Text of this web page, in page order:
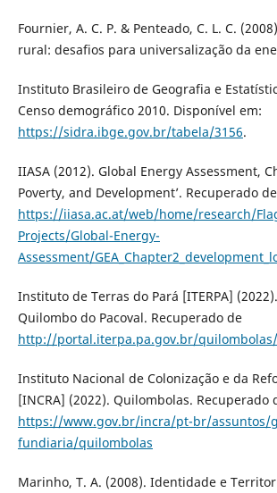
Fournier, A. C. P. & Penteado, C. L. C.
rural: desafios para universalização da
Instituto Brasileiro de Geografia e
Censo demográfico 2010. Disponível em:
https://sidra.ibge.gov.br/tabela/3156.
IIASA (2012). Global Energy Assessment,
Poverty, and Development’. Recuperado de
https://iiasa.ac.at/web/home/research/
Projects/Global-Energy-
Assessment/
Instituto de Terras do Pará [ITERPA]
Quilombo do Pacoval. Recuperado de
http://portal.iterpa.pa.gov.br/quilombolas/
Instituto Nacional de Colonização e da
[INCRA] (2022). Quilombolas. Recuperado
https://www.gov.br/incra/pt-br/assuntos/
fundiaria/quilombolas
Marinho, T. A. (2008). Identidade e